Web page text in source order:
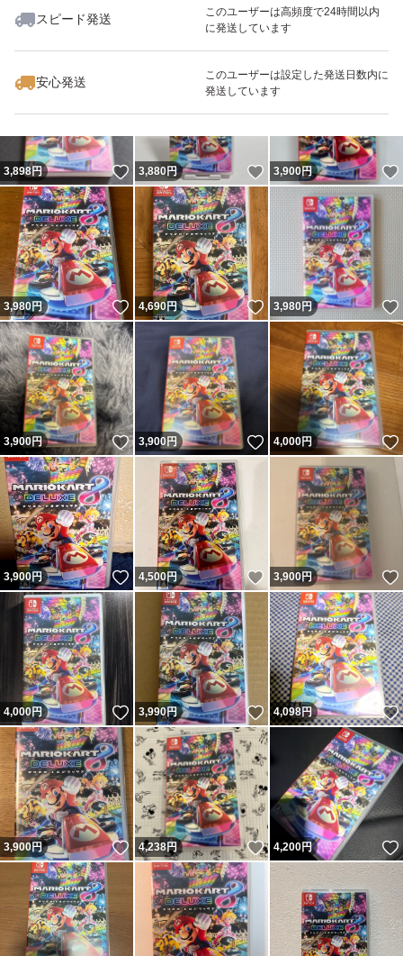
スピード発送
このユーザーは高頻度で24時間以内
に発送しています
安心発送
このユーザーは設定した発送日数内に
発送しています
いいね！
3,880
3,898円 いいね！
3,880円 いいね！
3,900円
3,980円 いいね！
4,690円 いいね！
3,980円
3,900円 いいね！
3,900円 いいね！
4,000円
3,900円 いいね！
4,500円 いいね！
3,900円
4,000円 いいね！
3,990円 いいね！
4,098円
3,900円 いいね！
4,238円 いいね！
4,200円